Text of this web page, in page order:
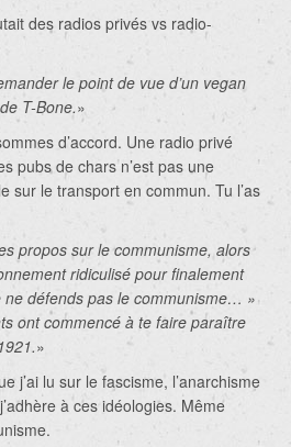
des radios privés vs radio-
le point de vue d’un vegan
T-Bone.»
d’accord. Une radio privé
pubs de chars n’est pas une
sur le transport en commun. Tu l’as
propos sur le communisme, alors
ridiculisé pour finalement
défends pas le communisme… »
ont commencé à te faire paraître
»
j’ai lu sur le fascisme, l’anarchisme
à ces idéologies. Même